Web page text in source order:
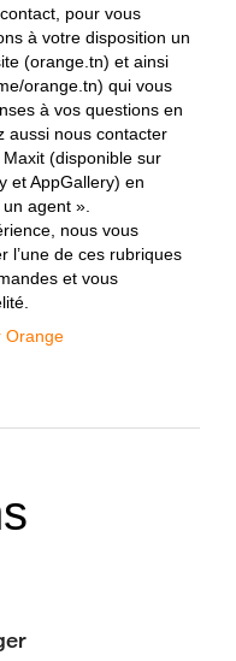
pour vous
à votre disposition un
(orange.tn) et ainsi
orange.tn) qui vous
à vos questions en
aussi nous contacter
(disponible sur
et AppGallery) en
agent ».
nous vous
l’une de ces rubriques
et vous
Orange